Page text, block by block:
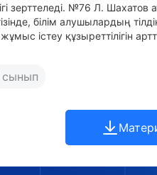
зерттеледі. №76 Л.
білім алушылардың
істеу құзыреттілігін
сынып